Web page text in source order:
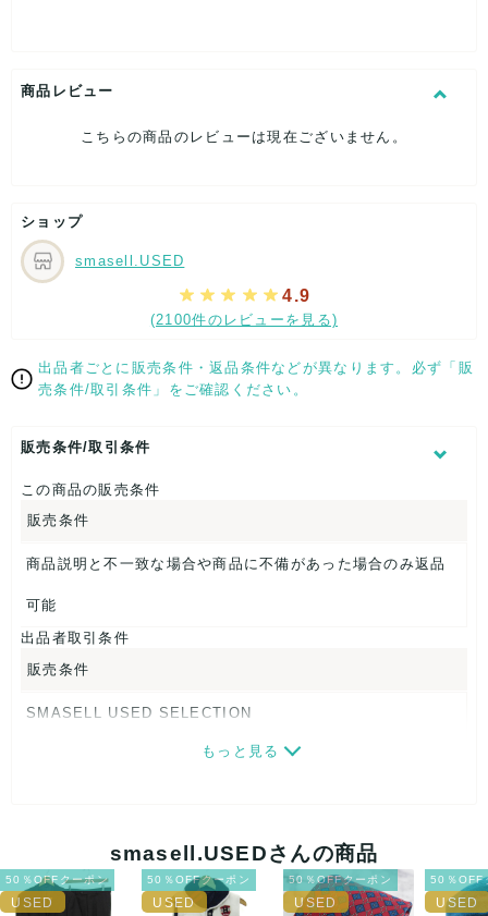
大剣幅：約9cm
[付属品]なし
目立った傷や汚れなし
ダメージがある場合はできる限り、撮影しておりますので、
ご確認下さいませ。
【 サイズ・容量 】
【 生産地 】
【 素材・成分 】
【 商品札 】
商品レビュー
こちらの商品のレビューは現在ございません。
ショップ
smasell.USED
4.9
(2100件のレビューを見る)
出品者ごとに販売条件・返品条件などが異なります。必ず「販
売条件/取引条件」をご確認ください。
販売条件/取引条件
この商品の販売条件
販売条件
商品説明と不一致な場合や商品に不備があった場合のみ返品
可能
出品者取引条件
販売条件
SMASELL USED SELECTION
画像ダウンロードなので、転売にも最適♪
ネコポスの場合は日時指定ができませんので、ご了承下さい
もっと見る
smasell.USEDさんの商品
50％OFFクーポン 50％OFFクーポン 50％OFFクーポン 50％OFF